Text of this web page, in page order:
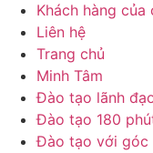
Khách hàng của
Liên hệ
Trang chủ
Minh Tâm
Đào tạo lãnh
Đào tạo 180
Đào tạo với góc